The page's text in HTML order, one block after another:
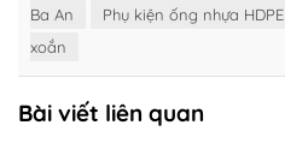
Ba An
Phụ kiện ống nhựa HDPE
xoắn
Bài viết liên quan